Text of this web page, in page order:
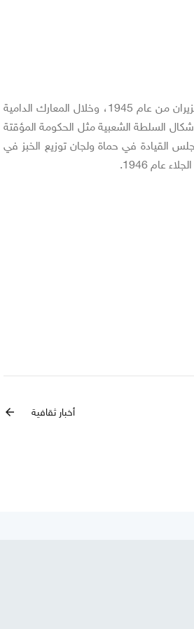
عاشت سورية أحداث انتفاضة الجلاء في شهري أيار وحزيران من عام 1945، وخلال المعارك الدامية
السلطة الشعبية مثل الحكومة المؤقتة
القيادة في حماة ولجان توزيع الخبز في
عام 1946.
أخبار ثقافية arrow_back